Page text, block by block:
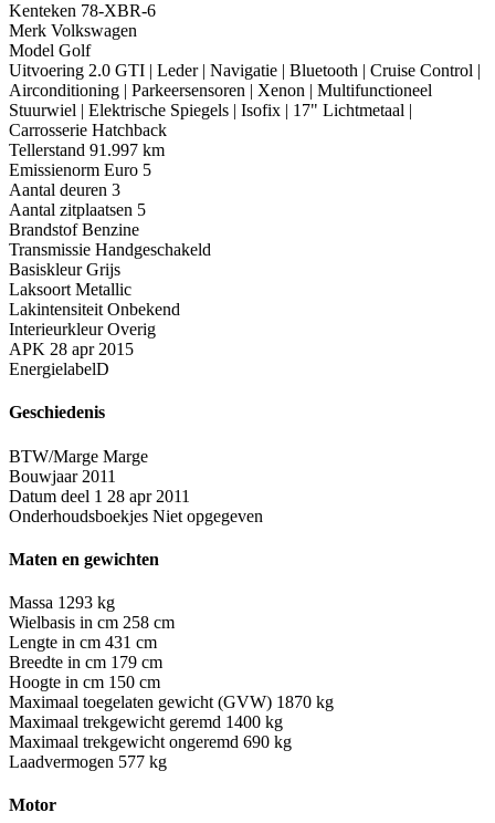
Kenteken 78-XBR-6
Merk Volkswagen
Model Golf
Uitvoering 2.0 GTI | Leder | Navigatie | Bluetooth | Cruise Control |
Airconditioning | Parkeersensoren | Xenon | Multifunctioneel
Stuurwiel | Elektrische Spiegels | Isofix | 17" Lichtmetaal |
Carrosserie Hatchback
Tellerstand 91.997 km
Emissienorm Euro 5
Aantal deuren 3
Aantal zitplaatsen 5
Brandstof Benzine
Transmissie Handgeschakeld
Basiskleur Grijs
Laksoort Metallic
Lakintensiteit Onbekend
Interieurkleur Overig
APK 28 apr 2015
EnergielabelD
Geschiedenis
BTW/Marge Marge
Bouwjaar 2011
Datum deel 1 28 apr 2011
Onderhoudsboekjes Niet opgegeven
Maten en gewichten
Massa 1293 kg
Wielbasis in cm 258 cm
Lengte in cm 431 cm
Breedte in cm 179 cm
Hoogte in cm 150 cm
Maximaal toegelaten gewicht (GVW) 1870 kg
Maximaal trekgewicht geremd 1400 kg
Maximaal trekgewicht ongeremd 690 kg
Laadvermogen 577 kg
Motor